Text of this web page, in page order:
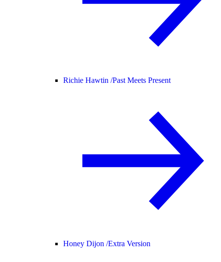
Richie Hawtin /Past Meets Present
Honey Dijon /Extra Version